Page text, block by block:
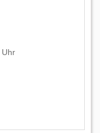
Uhr